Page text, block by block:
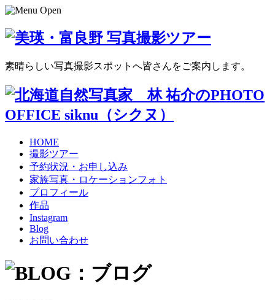
素晴らしい写真撮影スポットへ皆さんをご案内します。
HOME
撮影ツアー
予約状況・お申し込み
家族写真・ロケーションフォト
プロフィール
作品
Instagram
Blog
お問い合わせ